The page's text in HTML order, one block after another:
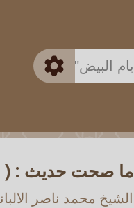
متقدم
ما صحت حديث : (
الشيخ محمد ناصر